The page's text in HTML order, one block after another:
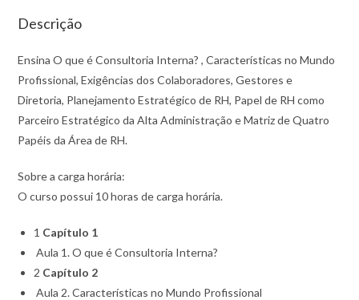
Descrição
Ensina O que é Consultoria Interna? , Características no Mundo
Profissional, Exigências dos Colaboradores, Gestores e
Diretoria, Planejamento Estratégico de RH, Papel de RH como
Parceiro Estratégico da Alta Administração e Matriz de Quatro
Papéis da Área de RH.
Sobre a carga horária:
O curso possui 10 horas de carga horária.
1 Capítulo 1
Aula 1. O que é Consultoria Interna?
2 Capítulo 2
Aula 2. Características no Mundo Profissional